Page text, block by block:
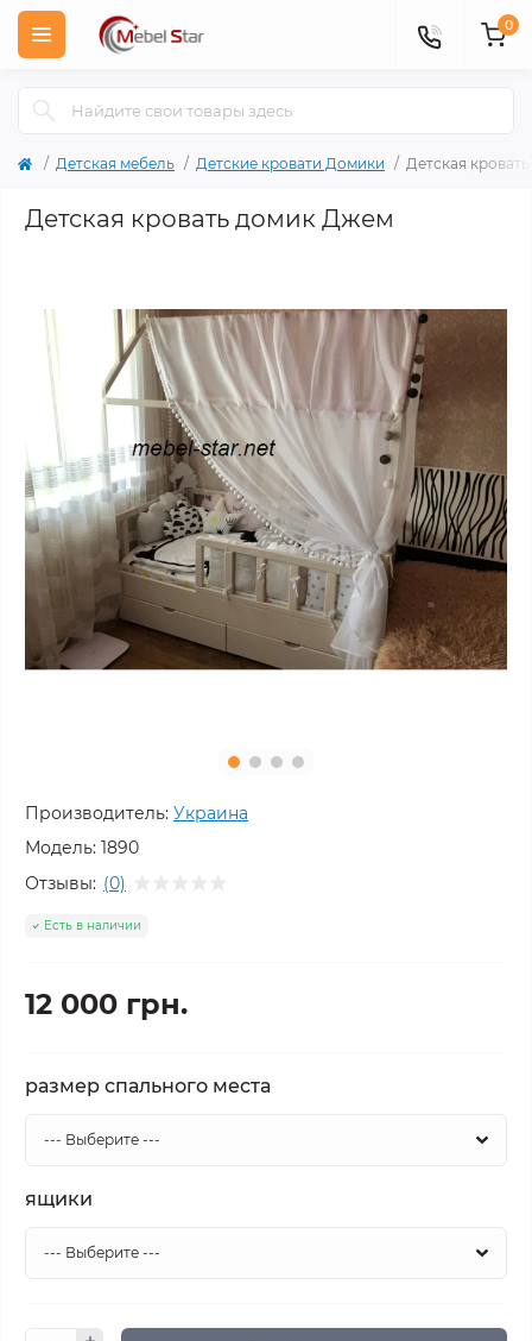
0
Детская мебель Детские кровати Домики Детская
Детская кровать домик Джем
Производитель: Украина
Модель: 1890
Отзывы: (0)
Есть в наличии
12 000 грн.
размер спального места
ящики